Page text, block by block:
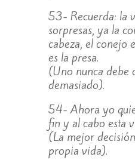
53- Recuerda: la
sorpresas, ya la
cabeza, el conejo
es la presa.
(Uno nunca debe
demasiado).
54- Ahora yo
fin y al cabo esta
(La mejor
propia vida).